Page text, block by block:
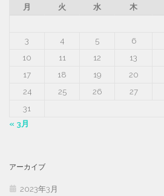
月
火 水 木
3
4 5 6
10
11 12 13
17
18 19 20
24
25 26 27
31
« 3月
アーカイブ
2023年3月